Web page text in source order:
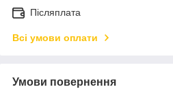
Післяплата
Всі умови оплати
Умови повернення